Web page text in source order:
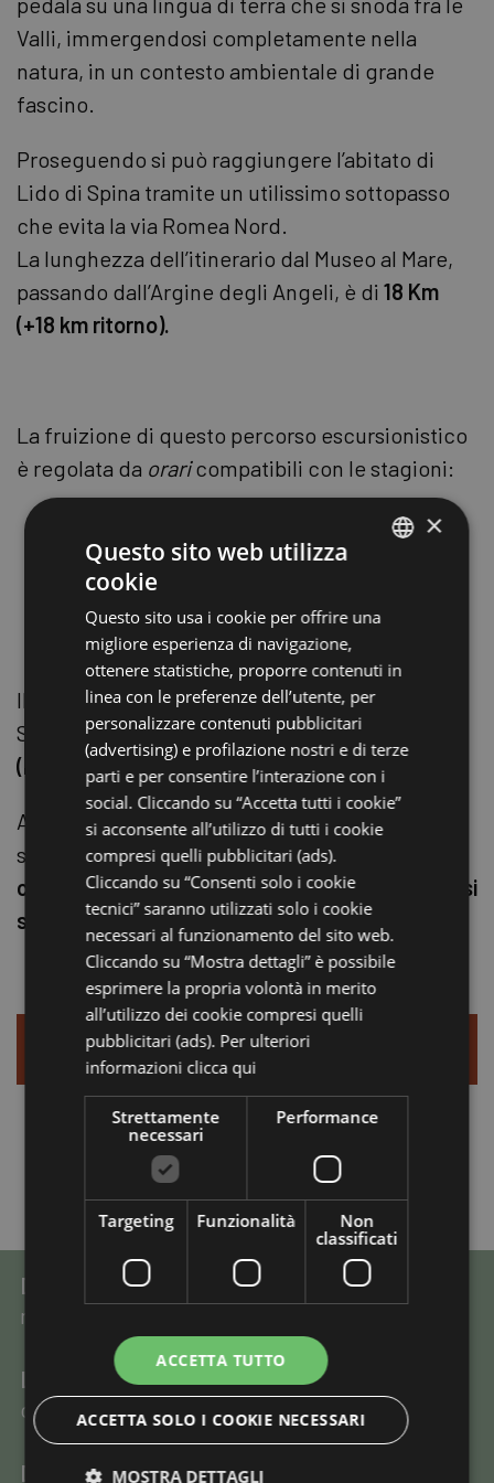
DURATA ESCURSIONE
mezza giornata
LUNGHEZZA PERCORSO
circa 18 km (+18km ritorno)
DIFFICOLTÀ
Valli, immergendosi completamente nella
natura, in un contesto ambientale di grande
fascino.
Proseguendo si può raggiungere l’abitato di
Lido di Spina tramite un utilissimo sottopasso
che evita la via Romea Nord.
La lunghezza dell’itinerario dal Museo al Mare,
passando dall’Argine degli Angeli, è di 18 Km
(+18 km ritorno).
La fruizione di questo percorso escursionistico
è regolata da oraricompatibili con le stagioni:
dal 20 marzo al 20 settembre dalle 7.30 alle
20.00
dal 21 settembre al 19 marzo dalle 8 alle 17,
salvo diverse indicazioni reperibili sul sito
del Parco
Il nostro consiglio è lasciare la macchina a
Sant’Alberto enoleggiare una bicicletta
(muscolare o elettrica) al nostro Museo
Attenzione: durante l’estate il caldo si fa
sentire!Le nostre bici a pedalata assistita
consentono di percorrere lunghe distanze quasi
senza fatica.
ACQUISTA ESPERIENZA
ENGLISH
FRENCH
×
Questo sito web utilizza
cookie
Questo sito usa i cookie per offrire una
migliore esperienza di navigazione,
ottenere statistiche, proporre contenuti in
linea con le preferenze dell’utente, per
personalizzare contenuti pubblicitari
(advertising) e profilazione nostri e di terze
parti e per consentire l’interazione con i
social. Cliccando su “Accetta tutti i cookie”
si acconsente all’utilizzo di tutti i cookie
compresi quelli pubblicitari (ads).
Cliccando su “Consenti solo i cookie
tecnici” saranno utilizzati solo i cookie
necessari al funzionamento del sito web.
Cliccando su “Mostra dettagli” è possibile
esprimere la propria volontà in merito
all’utilizzo dei cookie compresi quelli
pubblicitari (ads). Per ulteriori
informazioni clicca qui
Strettamente
necessari
Performance
Targeting Funzionalità
Non
classificati
ACCETTA TUTTO
ACCETTA SOLO I COOKIE NECESSARI
MOSTRA DETTAGLI